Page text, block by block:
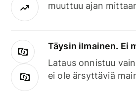
muuttuu ajan
Täysin ilmainen. Ei
Lataus onnistuu
ei ole ärsyttäviä